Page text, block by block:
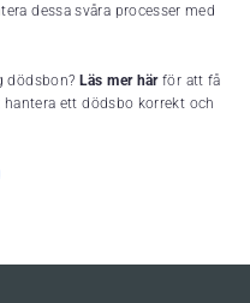
dessa svåra processer med
dödsbon? Läs mer härför att få
ett dödsbo korrekt och